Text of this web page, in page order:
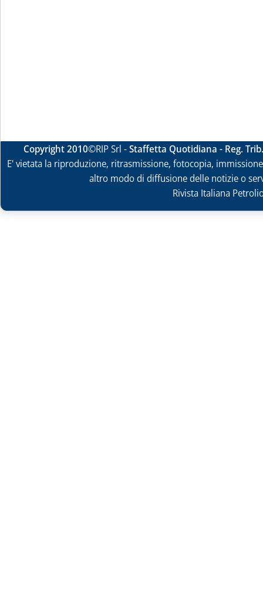
Copyright 2010©RIP Srl -Staffetta Quotidiana - Reg.
E' vietata la riproduzione, ritrasmissione, fotocopia,
altro modo di diffusione delle notizie o
Rivista Italiana